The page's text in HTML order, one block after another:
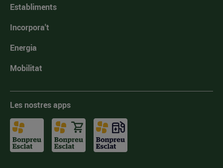
Establiments
Incorpora't
Energia
Mobilitat
Les nostres apps